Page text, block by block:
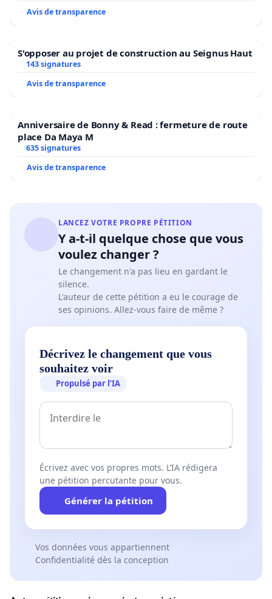
Avis de transparence
S'opposer au projet de construction au Seignus Haut
143 signatures
Avis de transparence
Anniversaire de Bonny & Read : fermeture de route
place Da Maya M
635 signatures
Avis de transparence
LANCEZ VOTRE PROPRE PÉTITION
Y a-t-il quelque chose que vous
voulez changer ?
Le changement n'a pas lieu en gardant le
silence.
L'auteur de cette pétition a eu le courage de
ses opinions. Allez-vous faire de même ?
Décrivez le changement que vous
souhaitez voir
Propulsé par l’IA
Écrivez avec vos propres mots. L’IA rédigera
une pétition percutante pour vous.
Générer la pétition
Vos données vous appartiennent
Confidentialité dès la conception